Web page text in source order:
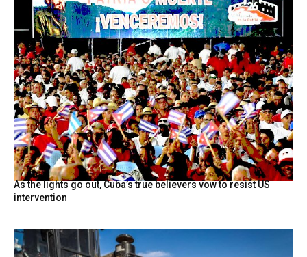
As the lights go out, Cuba’s true believers vow to resist US
intervention